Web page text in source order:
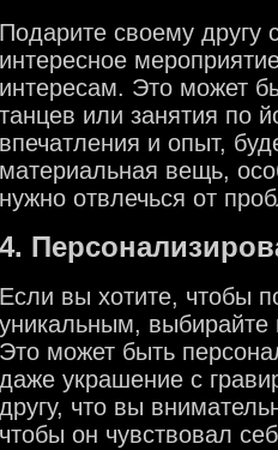
Подарите своему другу
интересное
интересам. Это может
танцев или занятия по
впечатления и опыт,
материальная вещь,
нужно отвлечься от
4.
Если вы хотите, чтобы
уникальным,
Это может быть
даже украшение с
другу, что вы
чтобы он чувствовал